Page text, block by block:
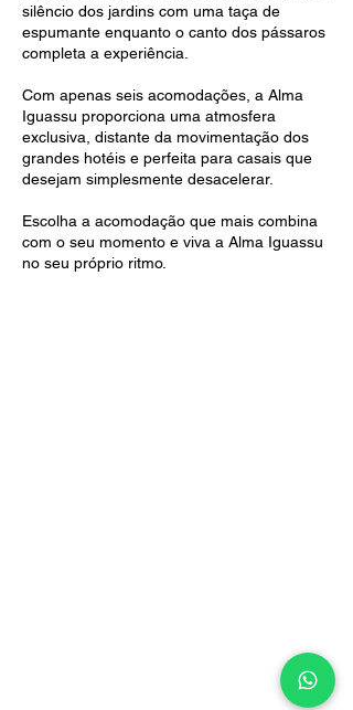
silêncio dos jardins com uma taça de
espumante enquanto o canto dos pássaros
completa a experiência.
Com apenas seis acomodações, a Alma
Iguassu proporciona uma atmosfera
exclusiva, distante da movimentação dos
grandes hotéis e perfeita para casais que
desejam simplesmente desacelerar.
Escolha a acomodação que mais combina
com o seu momento e viva a Alma Iguassu
no seu próprio ritmo.